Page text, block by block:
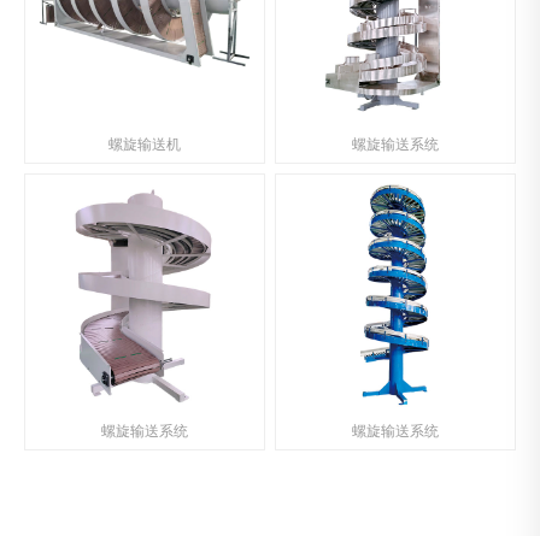
螺旋输送机 螺旋输送系统
螺旋输送系统 螺旋输送系统